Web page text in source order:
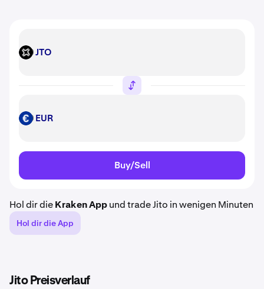
JTO JTO
EUR EUR
Buy/Sell
Hol dir dieKraken Appund trade Jito in wenigen Minuten
Hol dir die App
Jito Preisverlauf